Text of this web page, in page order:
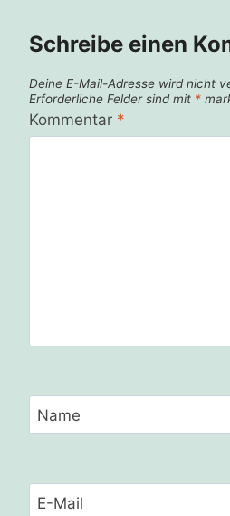
Schreibe einen
Deine E-Mail-Adresse wird nicht
Erforderliche Felder sind mit *
Kommentar *
Name
E-Mail